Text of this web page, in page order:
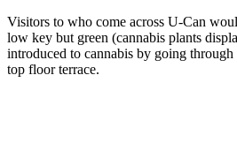
Visitors to who come across U-Can
low key but green (cannabis plants
introduced to cannabis by going
top floor terrace.